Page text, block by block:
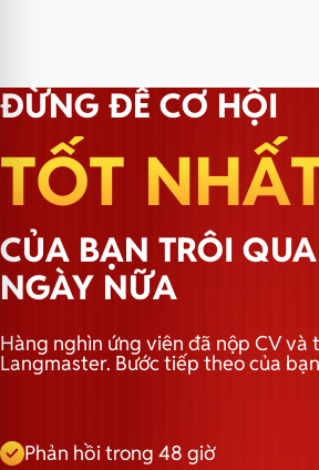
TRƯỞNG PHÒNG
TRƯỞNG NHÓM HÀNH
ĐỪNG ĐỂ CƠ HỘI
TỐT
CỦA BẠN TRÔI
NGÀY NỮA
Hàng nghìn ứng viên đã nộp CV và
Langmaster. Bước tiếp theo của
Phản hồi trong 48 giờ